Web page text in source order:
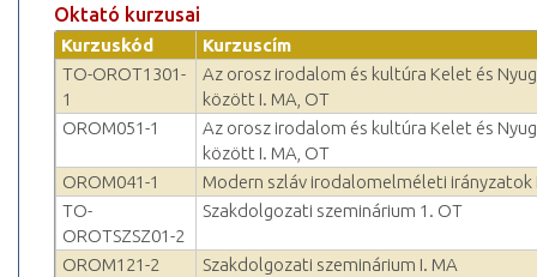
Oktató kurzusai
Kurzuskód
Kurzuscím
TO-OROT1301-
1
Az orosz irodalom és kultúra Kelet és
között I. MA, OT
OROM051-1
Az orosz irodalom és kultúra Kelet és
között I. MA, OT
OROM041-1
Modern szláv irodalomelméleti irányzatok
TO-
OROTSZSZ01-2
Szakdolgozati szeminárium 1. OT
OROM121-2 Szakdolgozati szeminárium I. MA